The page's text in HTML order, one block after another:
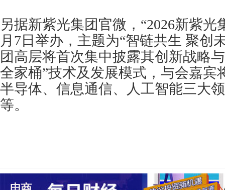
另据新紫光集团官微，“2026新紫光
月7日举办，主题为“智链共生 聚创
团高层将首次集中披露其创新战略
全家桶”技术及发展模式，与会嘉宾
半导体、信息通信、人工智能三大
等。